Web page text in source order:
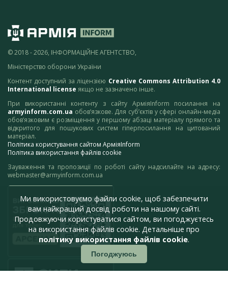
© 2018 - 2026, ІНФОРМАЦІЙНЕ АГЕНТСТВО,
Міністерство оборони України
Контент доступний за ліцензією Creative Commons Attribution 4.0
International license якщо не зазначено інше.
При використанні контенту з сайту АрміяInform посилання на
armyinform.com.ua обов’язкове. Для суб’єктів у сфері онлайн-медіа
обов’язковим є розміщення у першому абзаці матеріалу прямого та
відкритого для пошукових систем гіперпосилання на цитований
матеріал.
Політика користування сайтом АрміяInform
Політика використання файлів cookie
Зауваження та пропозиції по роботі сайту надсилайте на адресу:
webmaster@armyinform.com.ua
Ми використовуємо файли cookie, щоб забезпечити
вам найкращий досвід роботи на нашому сайті.
Продовжуючи користуватися сайтом, ви погоджуєтесь
на використання файлів cookie. Детальніше про
політику використання файлів cookie.
Погоджуюсь